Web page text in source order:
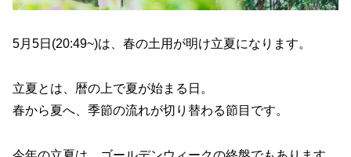
5月5日(20:49~)は、春の土用が明け立夏になります。
立夏とは、暦の上で夏が始まる日。
春から夏へ、季節の流れが切り替わる節目です。